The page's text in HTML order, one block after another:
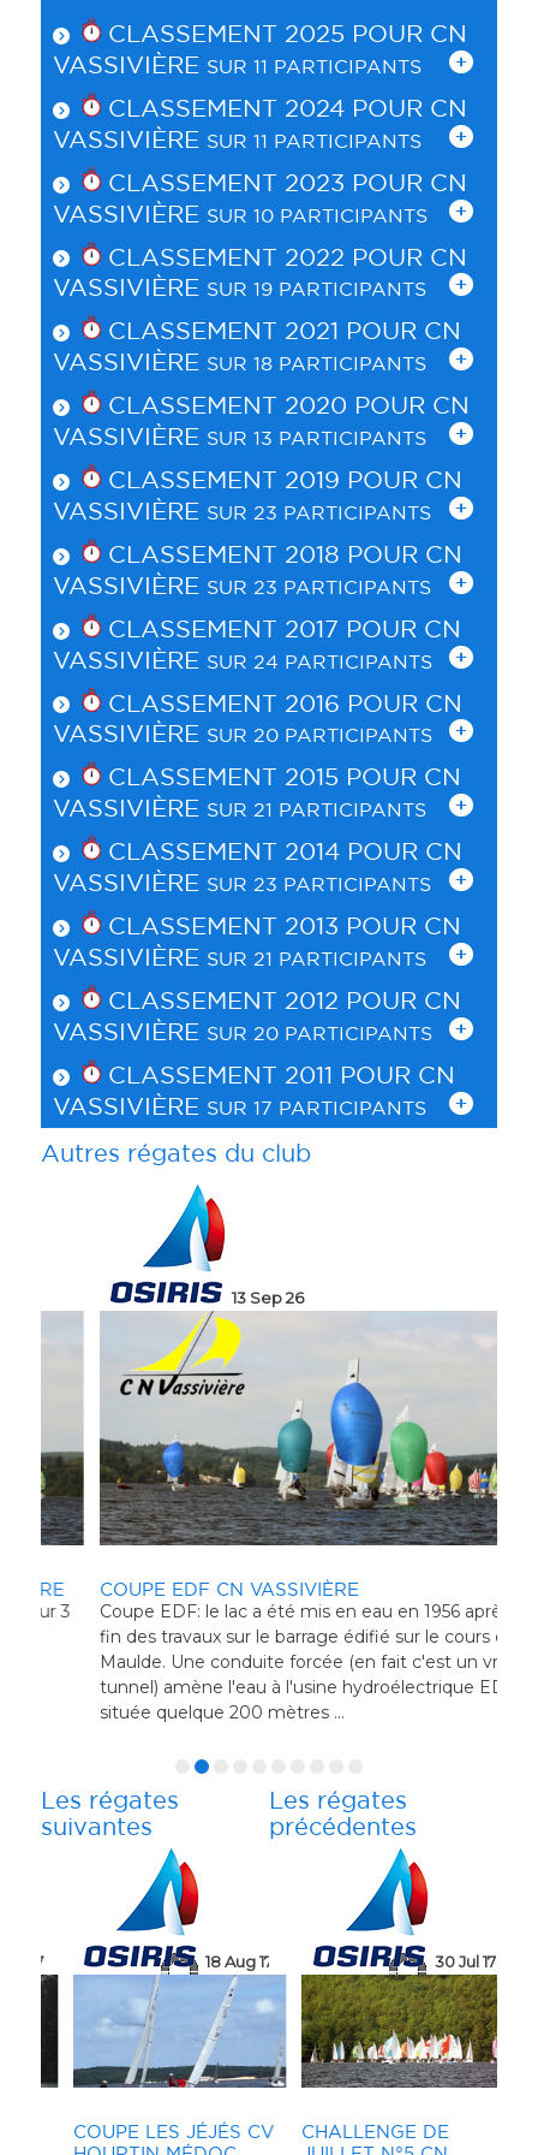
CLASSEMENT 2025 POUR CN
VASSIVIÈRE SUR 11 PARTICIPANTS
CLASSEMENT 2024 POUR CN
VASSIVIÈRE SUR 11 PARTICIPANTS
CLASSEMENT 2023 POUR CN
VASSIVIÈRE SUR 10 PARTICIPANTS
CLASSEMENT 2022 POUR CN
VASSIVIÈRE SUR 19 PARTICIPANTS
CLASSEMENT 2021 POUR CN
VASSIVIÈRE SUR 18 PARTICIPANTS
CLASSEMENT 2020 POUR CN
VASSIVIÈRE SUR 13 PARTICIPANTS
CLASSEMENT 2019 POUR CN
VASSIVIÈRE SUR 23 PARTICIPANTS
CLASSEMENT 2018 POUR CN
VASSIVIÈRE SUR 23 PARTICIPANTS
CLASSEMENT 2017 POUR CN
VASSIVIÈRE SUR 24 PARTICIPANTS
CLASSEMENT 2016 POUR CN
VASSIVIÈRE SUR 20 PARTICIPANTS
CLASSEMENT 2015 POUR CN
VASSIVIÈRE SUR 21 PARTICIPANTS
CLASSEMENT 2014 POUR CN
VASSIVIÈRE SUR 23 PARTICIPANTS
CLASSEMENT 2013 POUR CN
VASSIVIÈRE SUR 21 PARTICIPANTS
CLASSEMENT 2012 POUR CN
VASSIVIÈRE SUR 20 PARTICIPANTS
CLASSEMENT 2011 POUR CN
VASSIVIÈRE SUR 17 PARTICIPANTS
Autres régates du club
13 Sep 26
COUPE EDF CN VASSIVIÈRE
Coupe EDF: le lac a été mis en eau en 1956 après la
fin des travaux sur le barrage édifié sur le cours de la
Maulde. Une conduite forcée (en fait c'est un vrai
tunnel) amène l'eau à l'usine hydroélectrique EDF
située quelque 200 mètres ...
Les régates
suivantes
18 Aug 17
COUPE LES JÉJÉS CV
19 Aug 17
MICROCUP ANNECY
2017
Les atouts du club
d’Annecy et de la région
Les régates
précédentes
5 Aug 17
COUPE LES JÉJÉS CV
30 Jul 17
CHALLENGE DE